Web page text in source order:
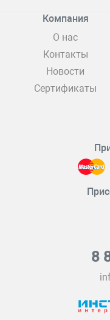
Компания
О нас
Контакты
Новости
Сертификаты
8